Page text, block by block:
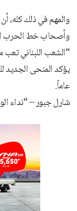
والمهم في ذلك كله،
وأصحاب خط الحرب
“الشعب اللبناني
عاماً.
شارل جبور – “نداء